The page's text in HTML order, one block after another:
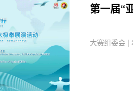
第一届“
大赛组委会 |